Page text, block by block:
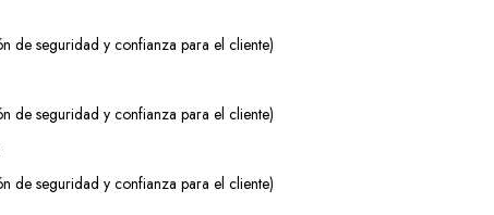
de seguridad y confianza para el cliente)
de seguridad y confianza para el cliente)
de seguridad y confianza para el cliente)